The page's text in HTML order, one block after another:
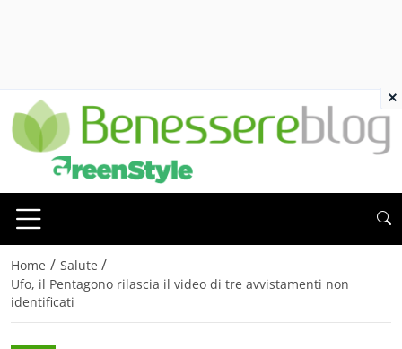
Home / Salute /
Ufo, il Pentagono rilascia il video di tre avvistamenti non
identificati
×